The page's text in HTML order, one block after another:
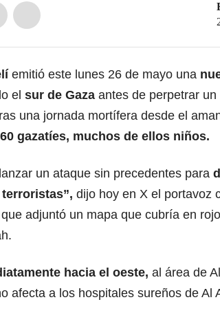
emitió este lunes 26 de mayo una
el sur de Gaza antes de perpetrar un
una jornada mortífera desde el
gazatíes, muchos de ellos niños.
un ataque sin precedentes para
”, dijo hoy en X el portavoz
adjuntó un mapa que cubría en
hacia el oeste, al área de
afecta a los hospitales sureños de Al